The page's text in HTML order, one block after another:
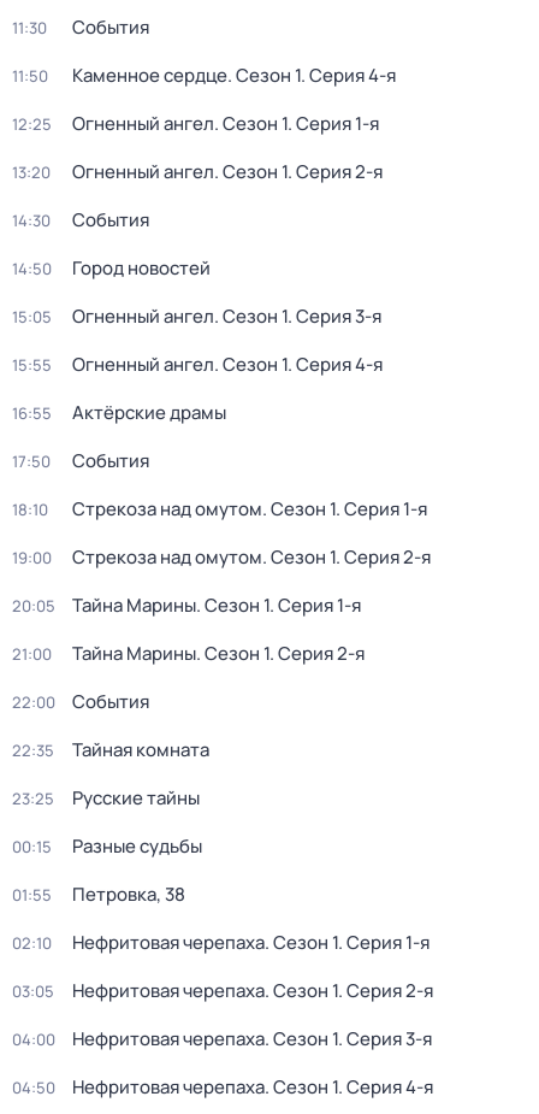
11:30 События
11:50 Каменное сердце. Сезон 1. Серия 4-я
12:25 Огненный ангел. Сезон 1. Серия 1-я
13:20 Огненный ангел. Сезон 1. Серия 2-я
14:30 События
14:50 Город новостей
15:05 Огненный ангел. Сезон 1. Серия 3-я
15:55 Огненный ангел. Сезон 1. Серия 4-я
16:55 Актёрские драмы
17:50 События
18:10 Стрекоза над омутом. Сезон 1. Серия 1-я
19:00 Стрекоза над омутом. Сезон 1. Серия 2-я
20:05 Тайна Марины. Сезон 1. Серия 1-я
21:00 Тайна Марины. Сезон 1. Серия 2-я
22:00 События
22:35 Тайная комната
23:25 Русские тайны
00:15 Разные судьбы
01:55 Петровка, 38
02:10 Нефритовая черепаха. Сезон 1. Серия 1-я
03:05 Нефритовая черепаха. Сезон 1. Серия 2-я
04:00 Нефритовая черепаха. Сезон 1. Серия 3-я
04:50 Нефритовая черепаха. Сезон 1. Серия 4-я